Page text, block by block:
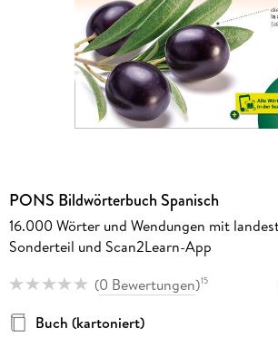
PONS Bildwörterbuch Spanisch
16.000 Wörter und Wendungen mit
Sonderteil und Scan2Learn-App
(0 Bewertungen)15
Buch (kartoniert)